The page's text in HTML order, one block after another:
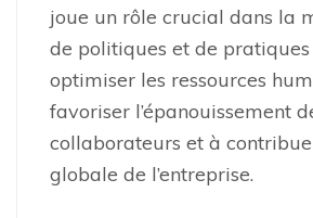
joue un rôle crucial dans la
de politiques et de
optimiser les ressources
favoriser l’épanouissement
collaborateurs et à
globale de l’entreprise.